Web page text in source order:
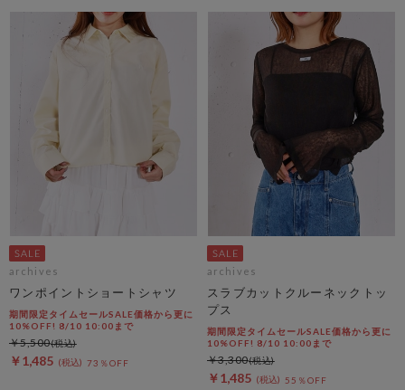
archives
ワンポイントショートシャツ
期間限定タイムセールSALE価格から更に
10%OFF! 8/10 10:00まで
￥1,485 73％OFF
￥5,500
archives
スラブカットクルーネックトッ
プス
期間限定タイムセールSALE価格から更に
10%OFF! 8/10 10:00まで
￥1,485 55％OFF
￥3,300